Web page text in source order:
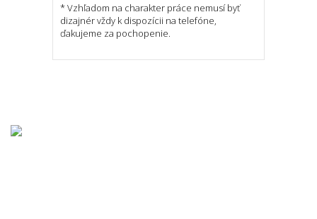
* Vzhľadom na charakter práce nemusí byť
dizajnér vždy k dispozícii na telefóne,
ďakujeme za pochopenie.